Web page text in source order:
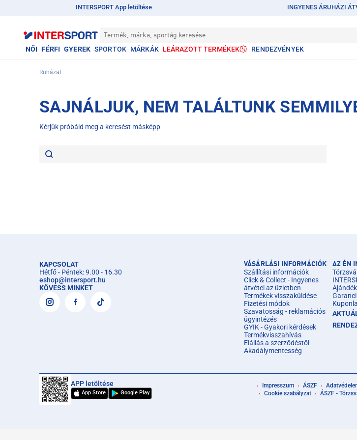
INTERSPORT App letöltése INGYENES ÁRUHÁZI
Termék, márka, sportág keresése
NŐI FÉRFI GYEREK SPORTOK MÁRKÁK LEÁRAZOTT TERMÉKEK RENDEZVÉNYEK
Ruházat
SAJNÁLJUK, NEM TALÁLTUNK
Kérjük próbáld meg a keresést másképp
KAPCSOLAT
Hétfő - Péntek: 9.00 - 16.30
eshop@intersport.hu
KÖVESS MINKET
VÁSÁRLÁSI INFORMÁCIÓK
Szállítási információk
Click & Collect - Ingyenes
átvétel az üzletben
Termékek visszaküldése
Fizetési módok
Szavatosság - reklamációs
ügyintézés
GYIK - Gyakori kérdések
Termékvisszahívás
Elállás a szerződéstől
Akadálymentesség
AZ ÉN
APP letöltése
App Store Google Play
Impresszum ÁSZF
Cookie szabályzat
ÁSZF -